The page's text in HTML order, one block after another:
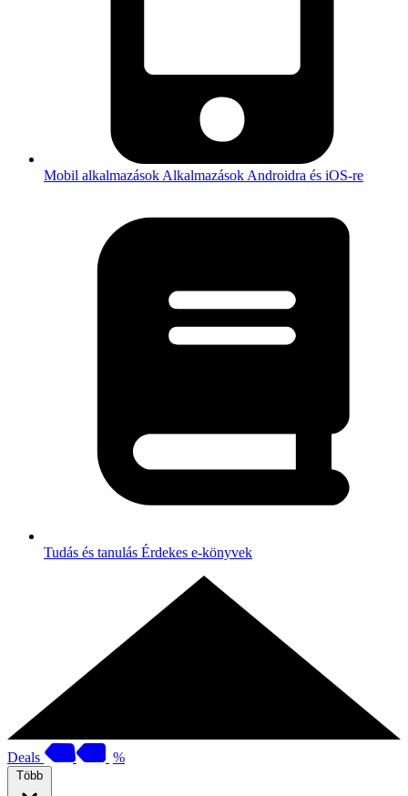
Mobil alkalmazások Alkalmazások Androidra és iOS-re
Tudás és tanulás Érdekes e-könyvek
Deals %
Több